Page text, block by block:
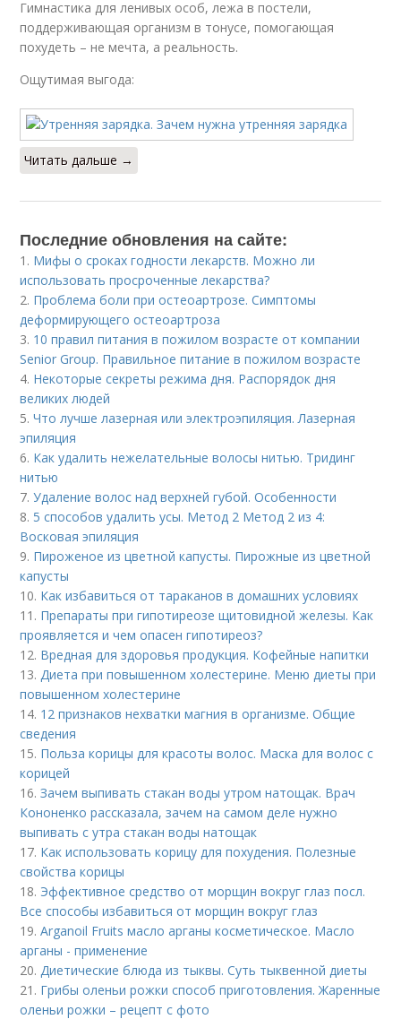
Гимнастика для ленивых особ, лежа в постели,
поддерживающая организм в тонусе, помогающая
похудеть – не мечта, а реальность.
Ощутимая выгода:
Читать дальше →
Последние обновления на сайте:
1. Мифы о сроках годности лекарств. Можно ли
использовать просроченные лекарства?
2. Проблема боли при остеоартрозе. Симптомы
деформирующего остеоартроза
3. 10 правил питания в пожилом возрасте от компании
Senior Group. Правильное питание в пожилом возрасте
4. Некоторые секреты режима дня. Распорядок дня
великих людей
5.Что лучше лазерная или электроэпиляция. Лазерная
эпиляция
6. Как удалить нежелательные волосы нитью. Тридинг
нитью
7.Удаление волос над верхней губой. Особенности
8. 5 способов удалить усы. Метод 2 Метод 2 из 4:
Восковая эпиляция
9. Пироженое из цветной капусты. Пирожные из цветной
капусты
10. Как избавиться от тараканов в домашних условиях
11. Препараты при гипотиреозе щитовидной железы. Как
проявляется и чем опасен гипотиреоз?
12. Вредная для здоровья продукция. Кофейные напитки
13. Диета при повышенном холестерине. Меню диеты при
повышенном холестерине
14. 12 признаков нехватки магния в организме. Общие
сведения
15. Польза корицы для красоты волос. Маска для волос с
корицей
16.Зачем выпивать стакан воды утром натощак. Врач
Кононенко рассказала, зачем на самом деле нужно
выпивать с утра стакан воды натощак
17. Как использовать корицу для похудения. Полезные
свойства корицы
18. Эффективное средство от морщин вокруг глаз посл.
Все способы избавиться от морщин вокруг глаз
19.Arganoil Fruits масло арганы косметическое. Масло
арганы - применение
20. Диетические блюда из тыквы. Суть тыквенной диеты
21. Грибы оленьи рожки способ приготовления. Жаренные
оленьи рожки – рецепт с фото